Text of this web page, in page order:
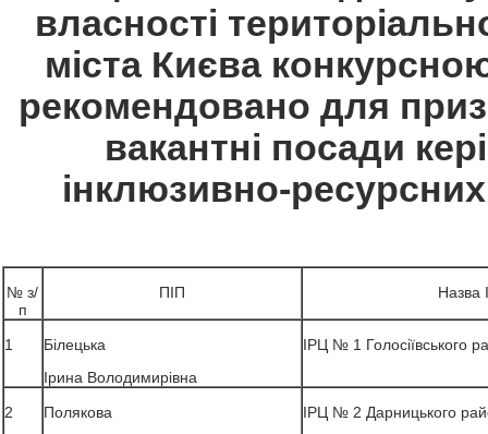
власності
міста Києва
рекомендовано для
вакантні посади
інклюзивно-
№ з/
п
ПІП Назва
1
Білецька
Ірина Володимирівна
ІРЦ № 1 Голосіївського
2
Полякова
ІРЦ № 2 Дарницького